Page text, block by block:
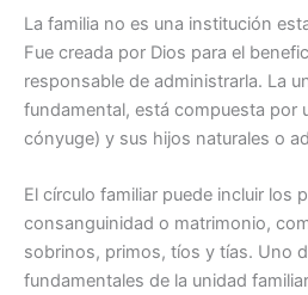
La familia no es una institución
Fue creada por Dios para el
responsable de administrarla. La
fundamental, está compuesta por
cónyuge) y sus hijos naturales o
El círculo familiar puede incluir los
consanguinidad o matrimonio,
sobrinos, primos, tíos y tías. Uno
fundamentales de la unidad